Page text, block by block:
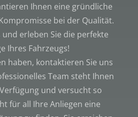
Ihnen eine gründliche
bei der Qualität.
und erleben Sie die perfekte
Ihres Fahrzeugs!
haben, kontaktieren Sie uns
Team steht Ihnen
und versucht so
für all Ihre Anliegen eine